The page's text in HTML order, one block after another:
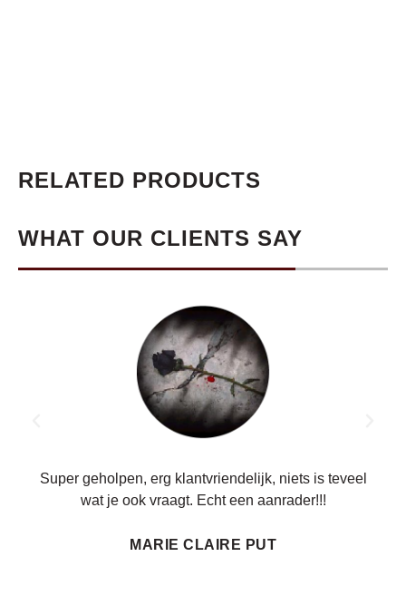
RELATED PRODUCTS
WHAT OUR CLIENTS SAY
Super geholpen, erg klantvriendelijk, niets is teveel
wat je ook vraagt. Echt een aanrader!!!
MARIE CLAIRE PUT